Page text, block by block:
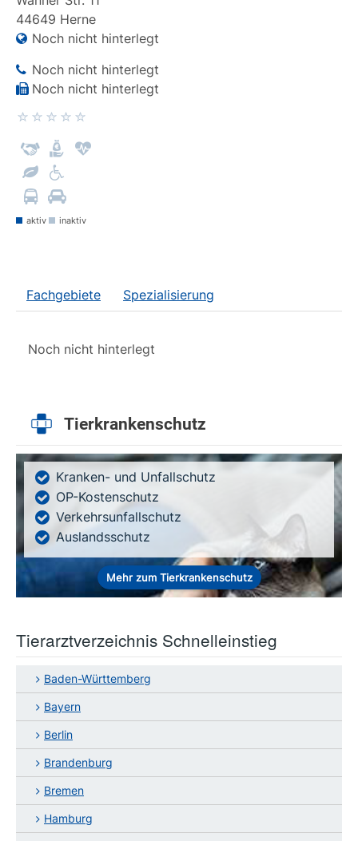
44649 Herne
Noch nicht hinterlegt
Noch nicht hinterlegt
Noch nicht hinterlegt
aktiv inaktiv
Fachgebiete Spezialisierung
Noch nicht hinterlegt
Tierkrankenschutz
Kranken- und Unfallschutz
OP-Kostenschutz
Verkehrsunfallschutz
Auslandsschutz
Mehr zum Tierkrankenschutz
Tierarztverzeichnis Schnelleinstieg
Baden-Württemberg
Bayern
Berlin
Brandenburg
Bremen
Hamburg